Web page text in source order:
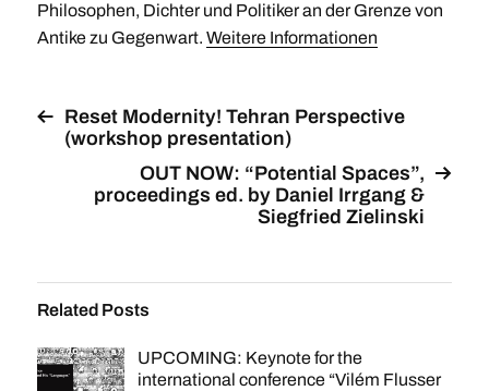
Philosophen, Dichter und Politiker an der Grenze von
Antike zu Gegenwart. Weitere Informationen
Reset Modernity! Tehran Perspective
(workshop presentation)
OUT NOW: “Potential Spaces”,
proceedings ed. by Daniel Irrgang &
Siegfried Zielinski
Related Posts
UPCOMING: Keynote for the
international conference “Vilém Flusser